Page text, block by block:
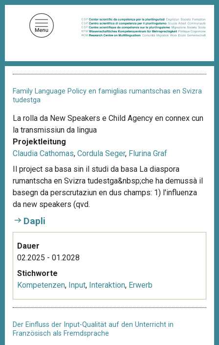
D
a
d
v
i
g
t
i
n
Family Language Policy en famiglias rumantschas en Svizra
tudestga
La rolla da New Speakers e Child Agency en connex cun
la transmissiun da lingua
Projektleitung
Claudia Cathomas, Cordula Seger, Flurina Graf
Il project sa basa sin il studi da basa La diaspora
rumantscha en Svizra tudestga&nbsp;che ha demussà il
basegn da perscrutaziun en dus champs: 1) l'influenza
da new speakers (qvd.
Dapli
Dauer
02.2025 - 01.2028
Stichworte
Kompetenzen, Input, Interaktion, Erwerb
Der Einfluss der Input-Qualität auf den Unterricht in
Französisch als Fremdsprache